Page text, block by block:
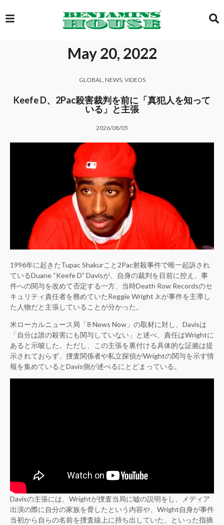
EXCLUSIVE
GLOBAL
GALLERY
LOGIN
May 20, 2022
GLOBAL NEWS, VIDEOS
Keefe D、2Pac殺害裁判を前に「真犯人を知って
いる」と主張
2026/08/05
1996年に起きたTupac Shakurこと2Pac射殺事件で唯一起訴され
ているDuane “Keefe D” Davisが、自身の裁判を目前に控え、事
件への関与を改めて否定する一方、当時Death Row Recordsのセ
キュリティ責任者を務めていたReggie Wright Jr.が事件を主導し
た人物だと主張していることが分かった。
米ローカルニュース局「8 News Now」の取材に対し、Davisは
「自分は誰の殺害にも関与していない」と述べ、責任はWrightに
あると示唆した。ただし、この主張を裏付ける具体的な証拠は提
示されておらず、捜査関係者や私立探偵がWrightの関与を示す情
報を集めているとDavis側が述べるにとどまっている。
Davisの主張には、Wrightが捜査当局に嘘の説明をし、メディア
出演の際に自分の家族を脅したという内容や、Wright自身が事件
当初から自らの名前を捜査線上に持ち出していた、といった指摘